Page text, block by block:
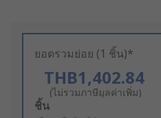
ยอดรวมย่อย (1 ชิ้น)*
THB1,402.84
(ไม่รวมภาษีมูลค่าเพิ่ม)
Add
ชิ้น